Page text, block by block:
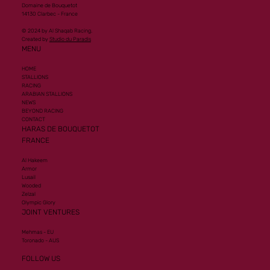
Domaine de Bouquetot
14130 Clarbec - France
© 2024 by Al Shaqab Racing.
Created by Studio du Paradis
MENU
HOME
STALLIONS
RACING
ARABIAN STALLIONS
NEWS
BEYOND RACING
CONTACT
HARAS DE BOUQUETOT
FRANCE
Al Hakeem
Armor
Lusail
Wooded
Zelzal
Olympic Glory
JOINT VENTURES
Mehmas - EU
Toronado - AUS
FOLLOW US